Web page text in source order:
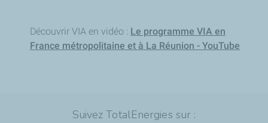
Découvrir VIA en vidéo : Le programme VIA en
France métropolitaine et à La Réunion - YouTube
Suivez TotalEnergies sur :